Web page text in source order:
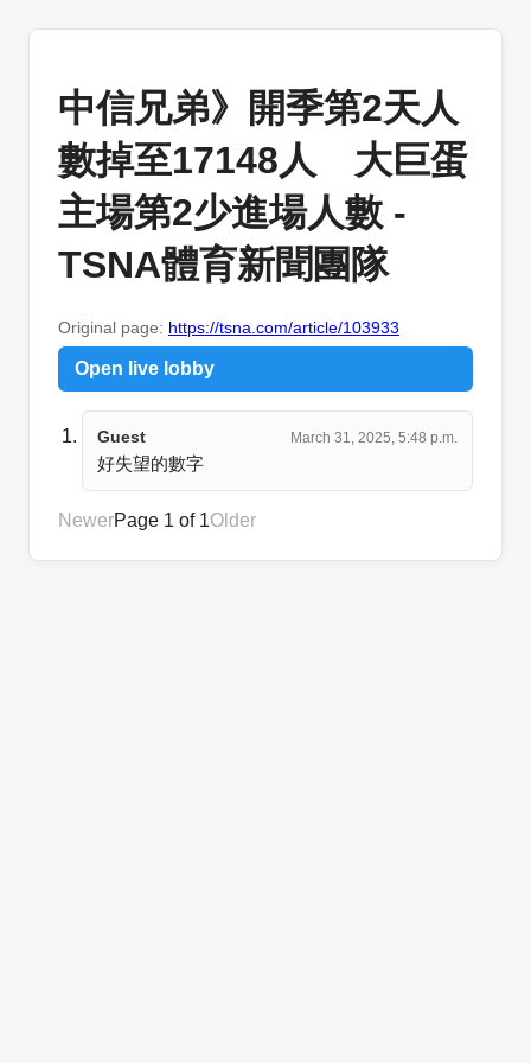
中信兄弟》開季第2天人
數掉至17148人 大巨蛋
主場第2少進場人數 -
TSNA體育新聞團隊
Original page: https://tsna.com/article/103933
Open live lobby
Guest March 31, 2025, 5:48 p.m.
好失望的數字
NewerPage 1 of 1Older